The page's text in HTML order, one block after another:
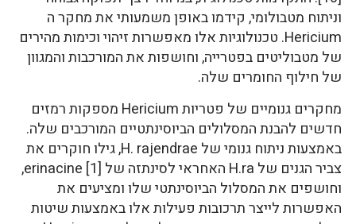
וניתוח מטבולומי, קידמו באופן משמעותי את מחקר ה
Hericium. טכנולוגיות אלו מאפשרות זיהוי וכימות מהירים
של מטבוליטים בפטרייה, וחושפות את המורכבות והמגוון
של חילוף החומרים שלה.
מחקרים גנומיים של פטריות Hericium מספקות רמזים
חדשים להבנת המסלולים הביוסינתטיים המורכבים שלה.
באמצעות ניתוח גנומי של H. rajendrae, גילו חוקרים את
צביר הגנים של H.ra האחראי לסינתזה של erinacine [1],
וחושפים את המסלול הביוסינתטי שלו ומציעים את
האפשרות לייצר תרכובות פעילות אלו באמצעות שיטות